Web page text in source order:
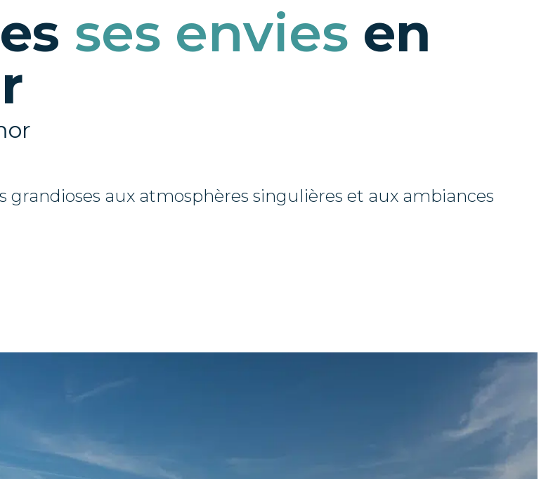
ses envies en
grandioses aux atmosphères singulières et aux ambiances